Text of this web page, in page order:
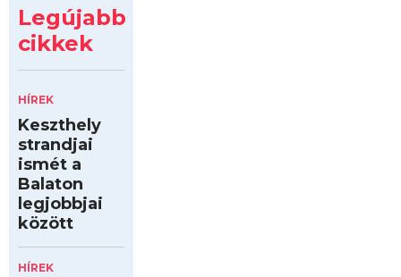
Legújabb
cikkek
HÍREK
Keszthely
strandjai
ismét a
Balaton
legjobbjai
között
HÍREK